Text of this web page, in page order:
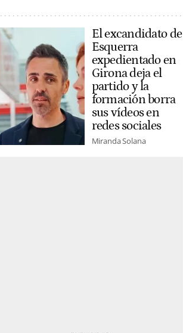
El excandidato de
Esquerra
expedientado en
Girona deja el
partido y la
formación borra
sus vídeos en
redes sociales
Miranda Solana